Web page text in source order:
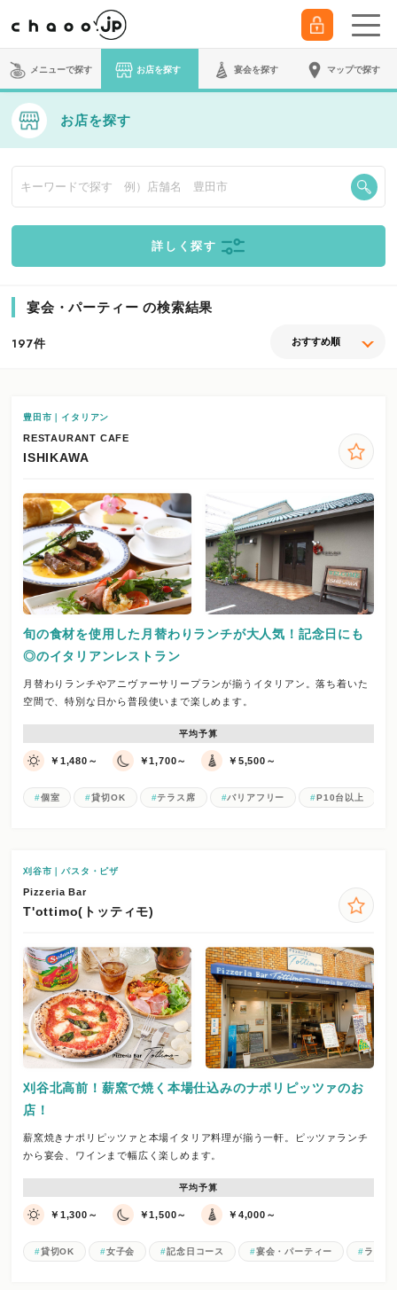
メニューで探す お店を探す 宴会を探す マップで探す
お店を探す
詳しく探す
宴会・パーティー の検索結果
197件
豊田市｜イタリアン
RESTAURANT CAFE
ISHIKAWA
旬の食材を使用した月替わりランチが大人気！記念日にも
◎のイタリアンレストラン
月替わりランチやアニヴァーサリープランが揃うイタリアン。落ち着いた
空間で、特別な日から普段使いまで楽しめます。
平均予算
￥1,480～ ￥1,700～ ￥5,500～
個室 貸切OK テラス席 バリアフリー P10台以上
刈谷市｜パスタ・ピザ
Pizzeria Bar
T'ottimo(トッティモ)
刈谷北高前！薪窯で焼く本場仕込みのナポリピッツァのお
店！
薪窯焼きナポリピッツァと本場イタリア料理が揃う一軒。ピッツァランチ
から宴会、ワインまで幅広く楽しめます。
平均予算
￥1,300～ ￥1,500～ ￥4,000～
貸切OK 女子会 記念日コース 宴会・パーティー ランチ